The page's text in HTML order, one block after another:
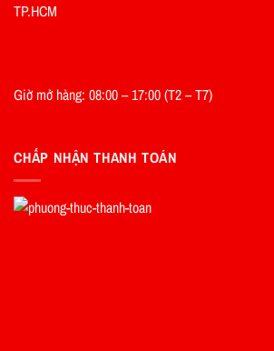
TP.HCM
Giờ mở hàng: 08:00 – 17:00 (T2 – T7)
CHẤP NHẬN THANH TOÁN